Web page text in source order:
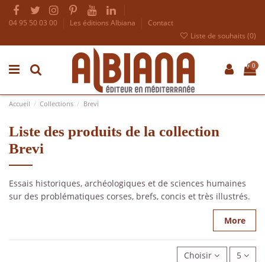
04 95 50 03 00 Les éditions Albiana
Contact
Liste de souhaits (0)
0
Accueil Collections Brevi
Liste des produits de la collection
Brevi
Essais historiques, archéologiques et de sciences humaines
sur des problématiques corses, brefs, concis et très illustrés.
More
Choisir 5